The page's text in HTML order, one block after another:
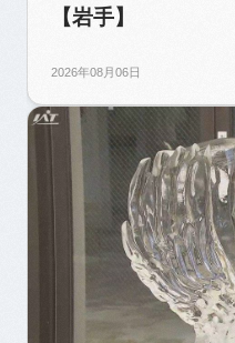
【岩手】
2026年08月06日